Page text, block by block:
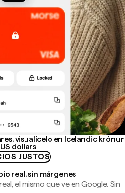
visualícelo en Icelandic krónur
dollars
JUSTOS
real, sin márgenes
el mismo que ve en Google. Sin